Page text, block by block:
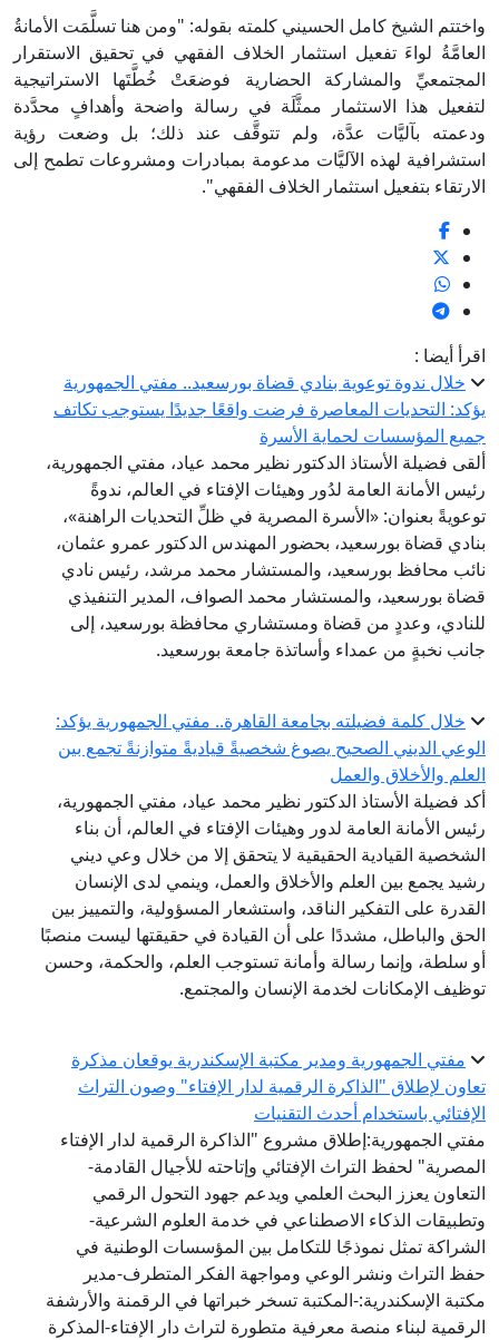
واختتم الشيخ كامل الحسيني كلمته بقوله: "ومن هنا تسلَّمَت الأمانةُ
العامَّةُ لواءَ تفعيل استثمار الخلاف الفقهي في تحقيق الاستقرار
المجتمعيِّ والمشاركة الحضارية فوضعَتْ خُطَّتَها الاستراتيجية
لتفعيل هذا الاستثمار ممثَّلَة في رسالة واضحة وأهدافٍ محدَّدة
ودعمته بآليَّات عدَّة، ولم تتوقَّف عند ذلك؛ بل وضعت رؤية
استشرافية لهذه الآليَّات مدعومة بمبادرات ومشروعات تطمح إلى
الارتقاء بتفعيل استثمار الخلاف الفقهي".
اقرأ أيضا :
خلال ندوة توعوية بنادي قضاة بورسعيد.. مفتي الجمهورية
يؤكد: التحديات المعاصرة فرضت واقعًا جديدًا يستوجب تكاتف
جميع المؤسسات لحماية الأسرة
ألقى فضيلة الأستاذ الدكتور نظير محمد عياد، مفتي الجمهورية،
رئيس الأمانة العامة لدُور وهيئات الإفتاء في العالم، ندوةً
توعويةً بعنوان: «الأسرة المصرية في ظلِّ التحديات الراهنة»،
بنادي قضاة بورسعيد، بحضور المهندس الدكتور عمرو عثمان،
نائب محافظ بورسعيد، والمستشار محمد مرشد، رئيس نادي
قضاة بورسعيد، والمستشار محمد الصواف، المدير التنفيذي
للنادي، وعددٍ من قضاة ومستشاري محافظة بورسعيد، إلى
جانب نخبةٍ من عمداء وأساتذة جامعة بورسعيد.
خلال كلمة فضيلته بجامعة القاهرة.. مفتي الجمهورية يؤكد:
الوعي الديني الصحيح يصوغ شخصيةً قياديةً متوازنةً تجمع بين
العلم والأخلاق والعمل
أكد فضيلة الأستاذ الدكتور نظير محمد عياد، مفتي الجمهورية،
رئيس الأمانة العامة لدور وهيئات الإفتاء في العالم، أن بناء
الشخصية القيادية الحقيقية لا يتحقق إلا من خلال وعي ديني
رشيد يجمع بين العلم والأخلاق والعمل، وينمي لدى الإنسان
القدرة على التفكير الناقد، واستشعار المسؤولية، والتمييز بين
الحق والباطل، مشددًا على أن القيادة في حقيقتها ليست منصبًا
أو سلطة، وإنما رسالة وأمانة تستوجب العلم، والحكمة، وحسن
توظيف الإمكانات لخدمة الإنسان والمجتمع.
مفتي الجمهورية ومدير مكتبة الإسكندرية يوقعان مذكرة
تعاون لإطلاق "الذاكرة الرقمية لدار الإفتاء" وصون التراث
الإفتائي باستخدام أحدث التقنيات
مفتي الجمهورية:إطلاق مشروع "الذاكرة الرقمية لدار الإفتاء
المصرية" لحفظ التراث الإفتائي وإتاحته للأجيال القادمة-
التعاون يعزز البحث العلمي ويدعم جهود التحول الرقمي
وتطبيقات الذكاء الاصطناعي في خدمة العلوم الشرعية-
الشراكة تمثل نموذجًا للتكامل بين المؤسسات الوطنية في
حفظ التراث ونشر الوعي ومواجهة الفكر المتطرف-مدير
مكتبة الإسكندرية:-المكتبة تسخر خبراتها في الرقمنة والأرشفة
الرقمية لبناء منصة معرفية متطورة لتراث دار الإفتاء-المذكرة